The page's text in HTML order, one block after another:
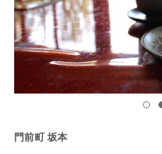
門前町 坂本